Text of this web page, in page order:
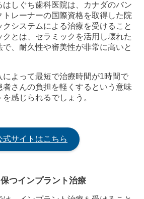
しぐち歯科医院は、カナダのバン
トレーナーの国際資格を取得した院
システムによる治療を受けること
とは、セラミックを活用し壊れた
、耐久性や審美性が非常に高いと
によって最短で治療時間が1時間で
さんの負担を軽くするという意味
感じられるでしょう。
式サイトはこちら
つインプラント治療